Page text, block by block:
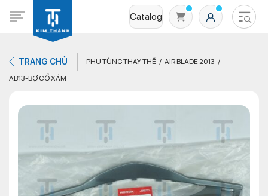
Catalog
Không có sản phẩm nào trong giỏ hàng
TRANG CHỦ PHỤ TÙNG THAY THẾ
AIR BLADE 2013
AB13-BỢ CỔ XÁM